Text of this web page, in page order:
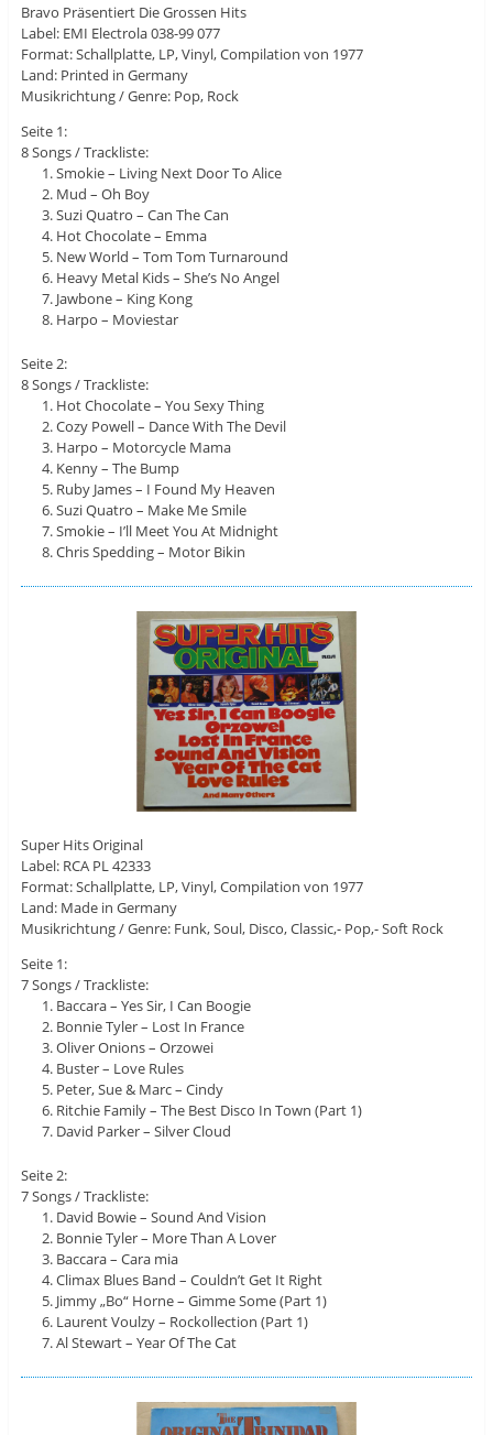
Bravo Präsentiert Die Grossen Hits
Label: EMI Electrola 038-99 077
Format: Schallplatte, LP, Vinyl, Compilation von 1977
Land: Printed in Germany
Musikrichtung / Genre: Pop, Rock
Seite 1:
8 Songs / Trackliste:
Smokie – Living Next Door To Alice
Mud – Oh Boy
Suzi Quatro – Can The Can
Hot Chocolate – Emma
New World – Tom Tom Turnaround
Heavy Metal Kids – She’s No Angel
Jawbone – King Kong
Harpo – Moviestar
Seite 2:
8 Songs / Trackliste:
Hot Chocolate – You Sexy Thing
Cozy Powell – Dance With The Devil
Harpo – Motorcycle Mama
Kenny – The Bump
Ruby James – I Found My Heaven
Suzi Quatro – Make Me Smile
Smokie – I’ll Meet You At Midnight
Chris Spedding – Motor Bikin
Super Hits Original
Label: RCA PL 42333
Format: Schallplatte, LP, Vinyl, Compilation von 1977
Land: Made in Germany
Musikrichtung / Genre: Funk, Soul, Disco, Classic,- Pop,- Soft Rock
Seite 1:
7 Songs / Trackliste:
Baccara – Yes Sir, I Can Boogie
Bonnie Tyler – Lost In France
Oliver Onions – Orzowei
Buster – Love Rules
Peter, Sue & Marc – Cindy
Ritchie Family – The Best Disco In Town (Part 1)
David Parker – Silver Cloud
Seite 2:
7 Songs / Trackliste:
David Bowie – Sound And Vision
Bonnie Tyler – More Than A Lover
Baccara – Cara mia
Climax Blues Band – Couldn’t Get It Right
Jimmy „Bo“ Horne – Gimme Some (Part 1)
Laurent Voulzy – Rockollection (Part 1)
Al Stewart – Year Of The Cat